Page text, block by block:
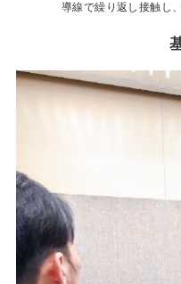
導線で繰り返し接触し